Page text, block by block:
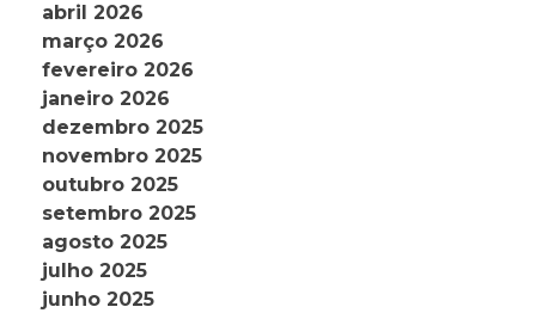
abril 2026
março 2026
fevereiro 2026
janeiro 2026
dezembro 2025
novembro 2025
outubro 2025
setembro 2025
agosto 2025
julho 2025
junho 2025